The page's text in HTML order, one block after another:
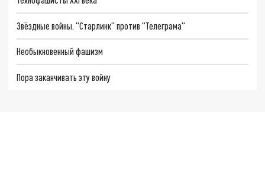
Звёздные войны. "Старлинк" против "Телеграма"
Необыкновенный фашизм
Пора заканчивать эту войну